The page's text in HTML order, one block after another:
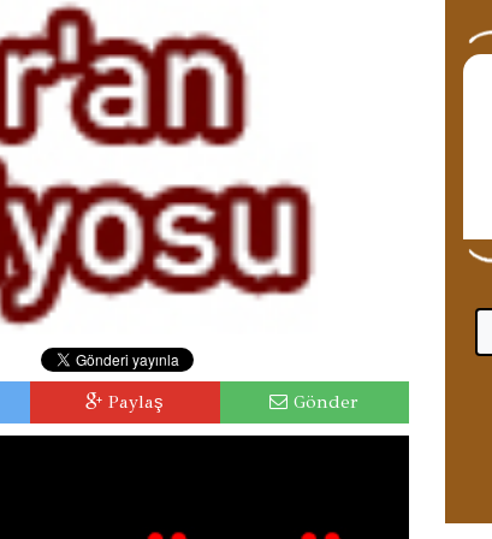
Paylaş Gönder